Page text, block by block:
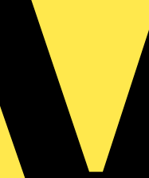
legen, um